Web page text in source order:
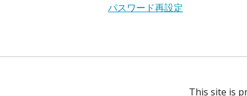
パスワード再設定
This site is